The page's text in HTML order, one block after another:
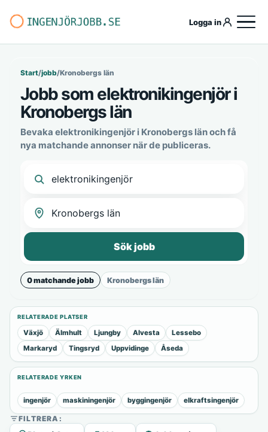
Logga in
Start/jobb/Kronobergs län
Jobb som elektronikingenjör i
Kronobergs län
Bevaka elektronikingenjör i Kronobergs län och få
nya matchande annonser när de publiceras.
Sök jobb
0 matchande jobb Kronobergs län
RELATERADE PLATSER
Växjö Älmhult Ljungby Alvesta
Lessebo
Markaryd
Tingsryd Uppvidinge Åseda
RELATERADE YRKEN
ingenjör maskiningenjör byggingenjör elkraftsingenjör
FILTRERA: